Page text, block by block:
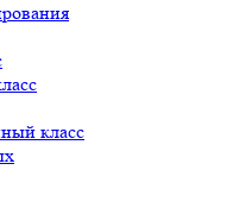
класс